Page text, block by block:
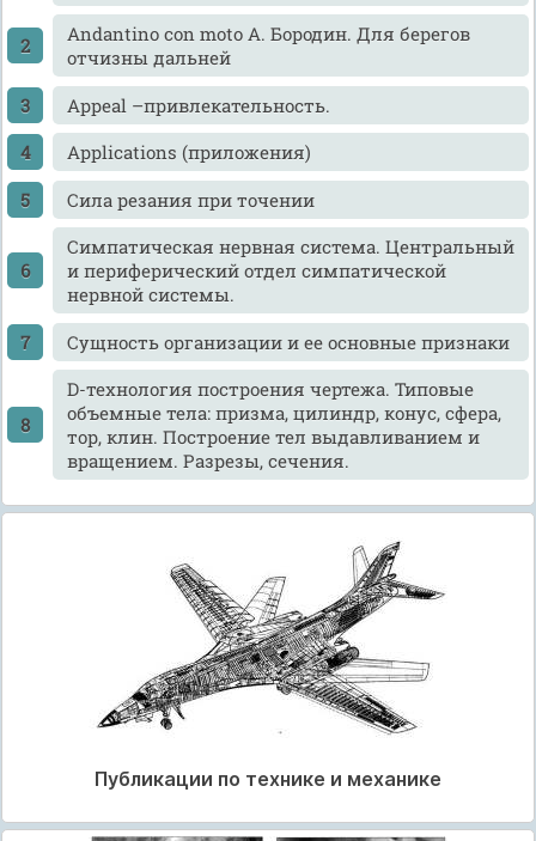
Andantino con moto А. Бородин. Для берегов
отчизны дальней
Appeal –привлекательность.
Applications (приложения)
Cила резания при точении
Cимпатическая нервная система. Центральный
и периферический отдел симпатической
нервной системы.
Cущность организации и ее основные признаки
D-технология построения чертежа. Типовые
объемные тела: призма, цилиндр, конус, сфера,
тор, клин. Построение тел выдавливанием и
вращением. Разрезы, сечения.
Публикации по технике и механике